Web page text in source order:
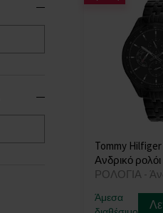
Tommy Hilfiger
Ανδρικό ρολόι
ΡΟΛΟΓΙΑ -
Άμεσα